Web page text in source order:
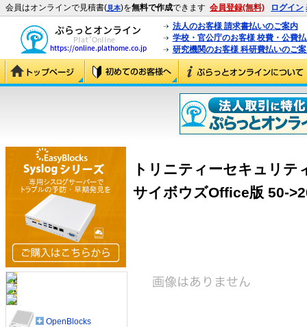
会員はオンラインで見積書(見本)を無料で作成できます 会員登録(無料) ログイン
法人のお客様 請求書払いのご案内
学校・官公庁のお客様 校費・公費
研究機関のお客様 科研費払いのご
トリニティーセキュリ
サイボウズOffice版 50-
OpenBlocks